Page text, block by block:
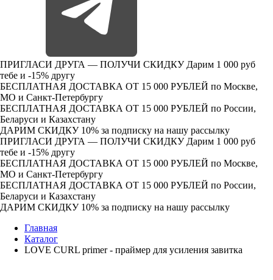
ПРИГЛАСИ ДРУГА — ПОЛУЧИ СКИДКУ Дарим 1 000 руб
тебе и -15% другу
БЕСПЛАТНАЯ ДОСТАВКА ОТ 15 000 РУБЛЕЙ по Москве,
МО и Санкт-Петербургу
БЕСПЛАТНАЯ ДОСТАВКА ОТ 15 000 РУБЛЕЙ по России,
Беларуси и Казахстану
ДАРИМ СКИДКУ 10% за подписку на нашу рассылку
ПРИГЛАСИ ДРУГА — ПОЛУЧИ СКИДКУ Дарим 1 000 руб
тебе и -15% другу
БЕСПЛАТНАЯ ДОСТАВКА ОТ 15 000 РУБЛЕЙ по Москве,
МО и Санкт-Петербургу
БЕСПЛАТНАЯ ДОСТАВКА ОТ 15 000 РУБЛЕЙ по России,
Беларуси и Казахстану
ДАРИМ СКИДКУ 10% за подписку на нашу рассылку
Главная
Каталог
LOVE CURL primer - праймер для усиления завитка